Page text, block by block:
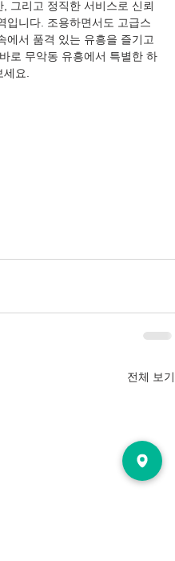
, 그리고 정직한 서비스로 신뢰
입니다. 조용하면서도 고급스
에서 품격 있는 유흥을 즐기고
로 무악동 유흥에서 특별한 하
요.
전체 보기